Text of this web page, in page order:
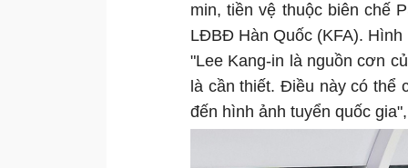
min, tiền vệ thuộc biên chế
LĐBĐ Hàn Quốc (KFA).
"Lee Kang-in là nguồn cơn
là cần thiết. Điều này có thể
đến hình ảnh tuyển quốc